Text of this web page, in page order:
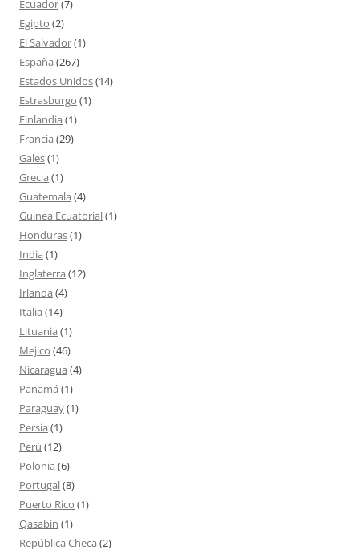
Ecuador(7)
Egipto (2)
El Salvador(1)
España (267)
Estados Unidos(14)
Estrasburgo (1)
Finlandia (1)
Francia (29)
Gales(1)
Grecia (1)
Guatemala (4)
Guinea Ecuatorial(1)
Honduras(1)
India (1)
Inglaterra (12)
Irlanda (4)
Italia (14)
Lituania (1)
Mejico (46)
Nicaragua (4)
Panamá (1)
Paraguay(1)
Persia (1)
Perú (12)
Polonia (6)
Portugal(8)
Puerto Rico (1)
Qasabin (1)
República Checa (2)